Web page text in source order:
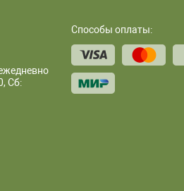
Сб:
Способы оплаты: